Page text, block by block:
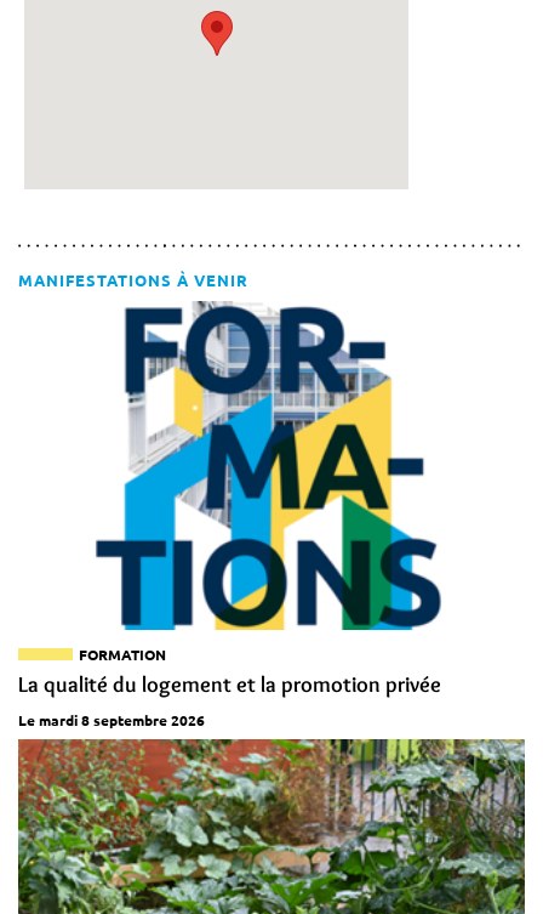
MANIFESTATIONS À VENIR
FORMATION
La qualité du logement et la promotion privée
Le mardi 8 septembre 2026